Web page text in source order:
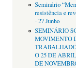
Seminário
resistência e
- 27 Junho
SEMINÁRIO
MOVIMENTO
O 25 DE
DE